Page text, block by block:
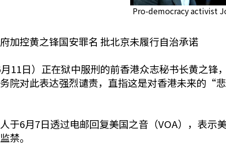
Pro-democracy activist
加控黄之锋国安罪名 批北京未履行自治承诺
月11日）正在狱中服刑的前香港众志秘书长黄之
院对此表达强烈谴责，直指这是对香港未来的“
于6月7日透过电邮回复美国之音（VOA），表
禁。